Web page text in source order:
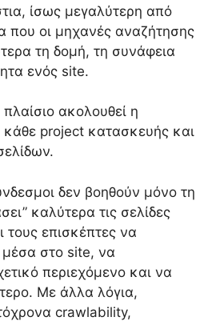
ίσως μεγαλύτερη από
που οι μηχανές αναζήτησης
τη δομή, τη συνάφεια
ενός site.
ακολουθεί η
κάθε project κατασκευής και
δεν βοηθούν μόνο τη
καλύτερα τις σελίδες
τους επισκέπτες να
μέσα στο site, να
περιεχόμενο και να
Με άλλα λόγια,
crawlability,